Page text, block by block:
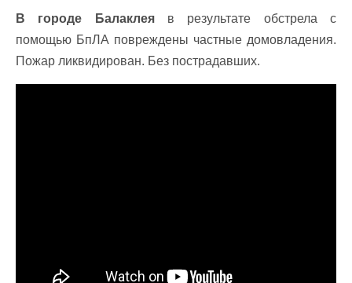
В городе Балаклеяв результате обстрела с
помощью БпЛА повреждены частные домовладения.
Пожар ликвидирован. Без пострадавших.